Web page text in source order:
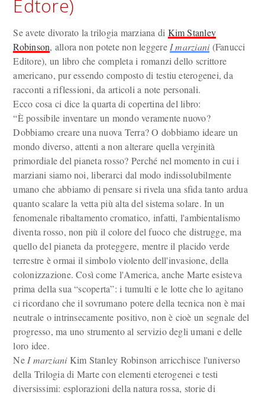
Edtore)
Se avete divorato la trilogia marziana di Kim Stanley
Robinson, allora non potete non leggere I marziani(Fanucci
Editore), un libro che completa i romanzi dello scrittore
americano, pur essendo composto di testiu eterogenei, da
racconti a riflessioni, da articoli a note personali.
Ecco cosa ci dice la quarta di copertina del libro:
“È possibile inventare un mondo veramente nuovo?
Dobbiamo creare una nuova Terra? O dobbiamo ideare un
mondo diverso, attenti a non alterare quella verginità
primordiale del pianeta rosso? Perché nel momento in cui i
marziani siamo noi, liberarci dal modo indissolubilmente
umano che abbiamo di pensare si rivela una sfida tanto ardua
quanto scalare la vetta più alta del sistema solare. In un
fenomenale ribaltamento cromatico, infatti, l'ambientalismo
diventa rosso, non più il colore del fuoco che distrugge, ma
quello del pianeta da proteggere, mentre il placido verde
terrestre è ormai il simbolo violento dell'invasione, della
colonizzazione. Così come l'America, anche Marte esisteva
prima della sua “scoperta”: i tumulti e le lotte che lo agitano
ci ricordano che il sovrumano potere della tecnica non è mai
neutrale o intrinsecamente positivo, non è cioè un segnale del
progresso, ma uno strumento al servizio degli umani e delle
loro idee.
Ne I marzianiKim Stanley Robinson arricchisce l'universo
della Trilogia di Marte con elementi eterogenei e testi
diversissimi: esplorazioni della natura rossa, storie di